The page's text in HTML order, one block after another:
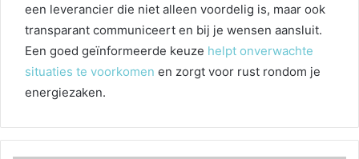
een leverancier die niet alleen voordelig is, maar ook
transparant communiceert en bij je wensen aansluit.
Een goed geïnformeerde keuze helpt onverwachte
situaties te voorkomen en zorgt voor rust rondom je
energiezaken.